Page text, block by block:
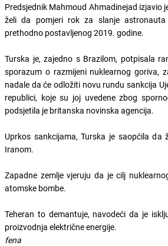
Predsjednik Mahmoud Ahmadinejad izjavio
želi da pomjeri rok za slanje
prethodno postavljenog 2019. godine.
Turska je, zajedno s Brazilom, potpisala
sporazum o razmijeni nuklearnog goriva,
nadale da će odložiti novu rundu sankcija
republici, koje su joj uvedene zbog
podsjetila je britanska novinska agencija.
Uprkos sankcijama, Turska je saopćila
Iranom.
Zapadne zemlje vjeruju da je cilj
atomske bombe.
Teheran to demantuje, navodeći da je
proizvodnja električne energije.
fena